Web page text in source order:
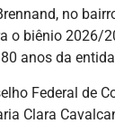
no
o biênio 2026/
anos da
Federal de
Clara